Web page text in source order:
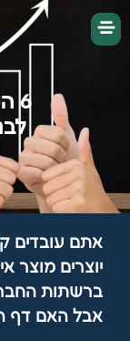
6
אתם עובדים
יוצרים מוצר
ברשתות
אבל האם דף